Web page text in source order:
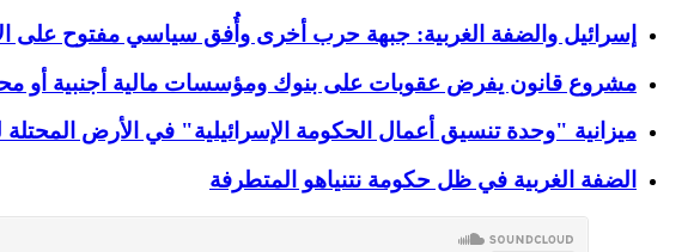
إسرائيل والضفة الغربية: جبهة حرب أخرى وأُفق سياسي مفتوح على
مشروع قانون يفرض عقوبات على بنوك ومؤسسات مالية أجنبية أو
ميزانية "وحدة تنسيق أعمال الحكومة الإسرائيلية" في الأرض المحتلة للعام 2023-2024: قراءة في مجالات الصرف
الضفة الغربية في ظل حكومة نتنياهو المتطرفة